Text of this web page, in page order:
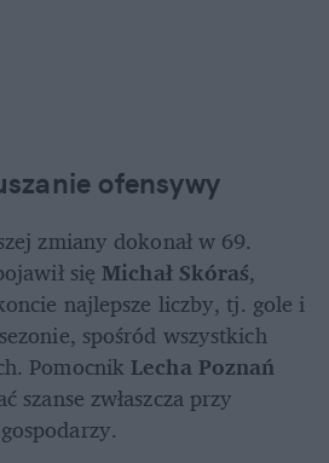
ofensywy
zmiany dokonał w 69.
się Michał Skóraś,
najlepsze liczby, tj. gole i
spośród wszystkich
Pomocnik
gospodarzy.